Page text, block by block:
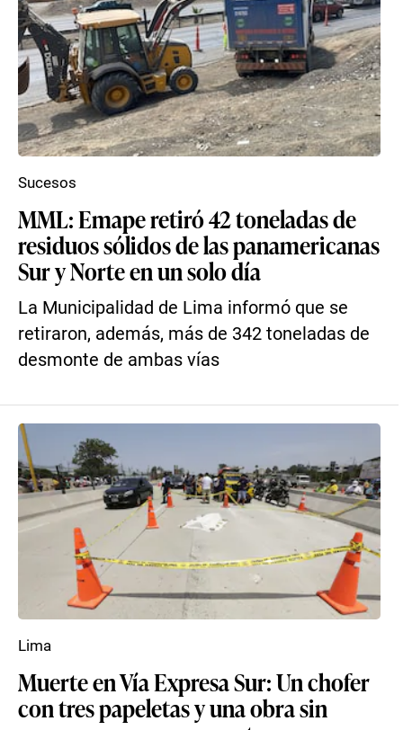
MML: Emape retiró 42 toneladas de
residuos sólidos de las panamericanas
Sur y Norte en un solo día
La Municipalidad de Lima informó que se
retiraron, además, más de 342 toneladas de
desmonte de ambas vías
Sucesos
Muerte en Vía Expresa Sur: Un chofer
con tres papeletas y una obra sin
Lima